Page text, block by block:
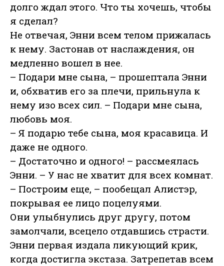
долго ждал этого. Что ты хочешь, чтобы
я сделал?
Не отвечая, Энни всем телом прижалась
к нему. Застонав от наслаждения, он
медленно вошел в нее.
– Подари мне сына, – прошептала Энни
и, обхватив его за плечи, прильнула к
нему изо всех сил. – Подари мне сына,
любовь моя.
– Я подарю тебе сына, моя красавица. И
даже не одного.
– Достаточно и одного! – рассмеялась
Энни. – У нас не хватит для всех комнат.
– Построим еще, – пообещал Алистэр,
покрывая ее лицо поцелуями.
Они улыбнулись друг другу, потом
замолчали, всецело отдавшись страсти.
Энни первая издала ликующий крик,
когда достигла экстаза. Затрепетав всем